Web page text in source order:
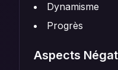
Dynamisme
Progrès
Aspects